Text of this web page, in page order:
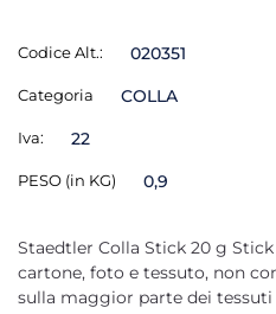
Codice Alt.: 020351
Categoria COLLA
Iva: 22
PESO (in KG) 0,9
Staedtler Colla Stick 20 g
cartone, foto e tessuto, non
sulla maggior parte dei